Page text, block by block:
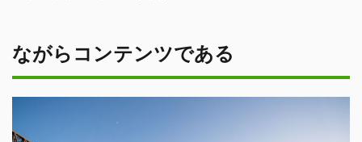
ながらコンテンツである